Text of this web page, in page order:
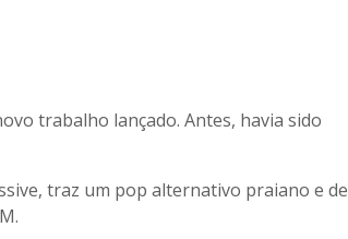
trabalho lançado. Antes, havia sido
traz um pop alternativo praiano e de